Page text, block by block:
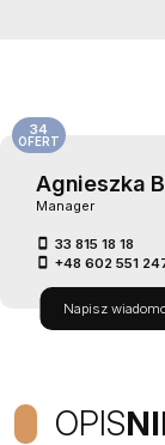
Agnieszka
Manager
33 815 18 18
+48 602 551
Napisz
34
OFERT
OPIS